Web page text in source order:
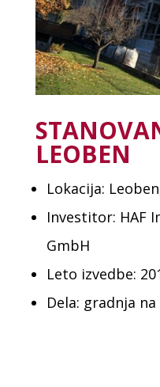
LEOBEN
Lokacija:
Investitor: HAF
GmbH
Leto izvedbe:
Dela: gradnja